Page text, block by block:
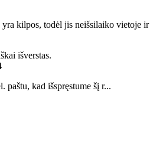
yra kilpos, todėl jis neišsilaiko vietoje ir
išverstas.
paštu, kad išspręstume šį r...